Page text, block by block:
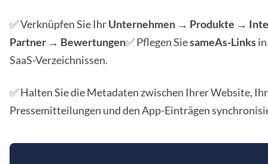
✅ Verknüpfen Sie IhrUnternehmen → Produkte →
Partner → Bewertungen✅ Pflegen SiesameAs-Links
SaaS-Verzeichnissen.
✅ Halten Sie die Metadaten zwischen Ihrer Website,
Pressemitteilungen und den App-Einträgen